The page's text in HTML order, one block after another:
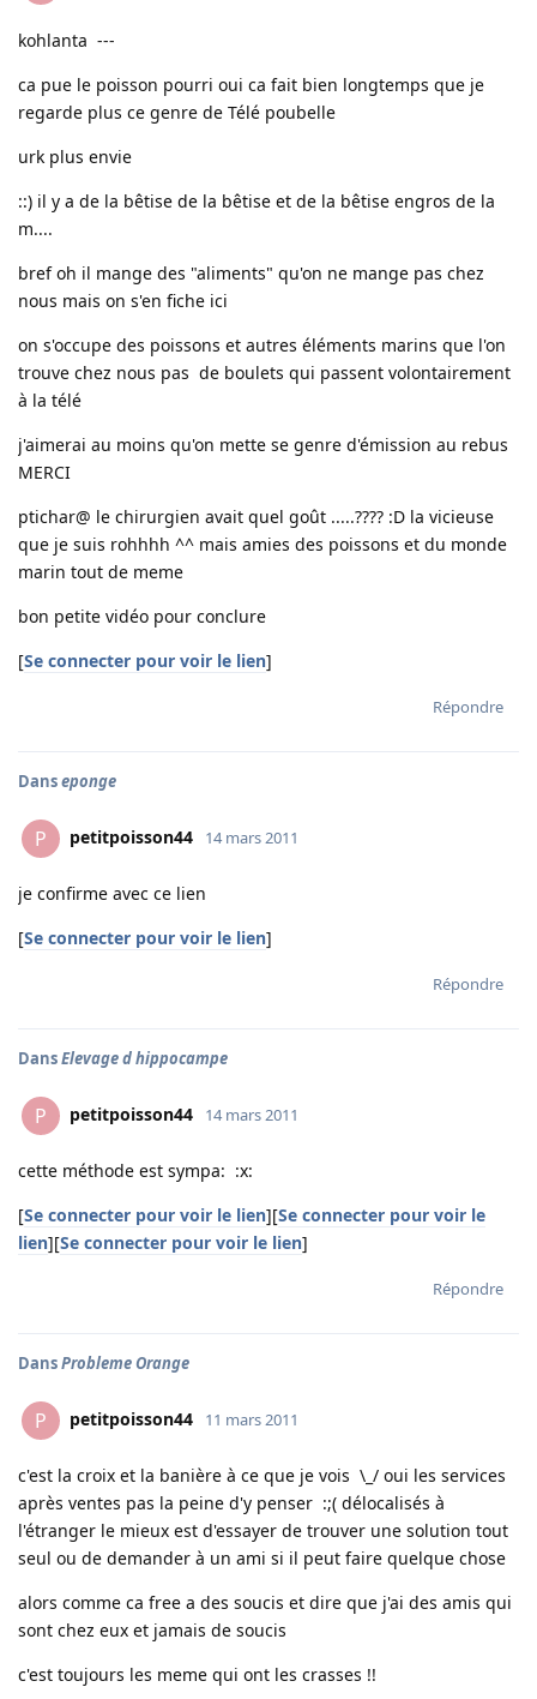
kohlanta ---
ca pue le poisson pourri oui ca fait bien longtemps que je
regarde plus ce genre de Télé poubelle
urk plus envie
::) il y a de la bêtise de la bêtise et de la bêtise engros de la
m....
bref oh il mange des "aliments" qu'on ne mange pas chez
nous mais on s'en fiche ici
on s'occupe des poissons et autres éléments marins que l'on
trouve chez nous pas de boulets qui passent volontairement
à la télé
j'aimerai au moins qu'on mette se genre d'émission au rebus
MERCI
ptichar@ le chirurgien avait quel goût .....???? :D la vicieuse
que je suis rohhhh ^^ mais amies des poissons et du monde
marin tout de meme
bon petite vidéo pour conclure
[Se connecter pour voir le lien]
Répondre
Danseponge
P petitpoisson44 14 mars 2011
je confirme avec ce lien
[Se connecter pour voir le lien]
Répondre
DansElevage d hippocampe
P petitpoisson44 14 mars 2011
cette méthode est sympa: :x:
[Se connecter pour voir le lien][Se connecter pour voir le
lien][Se connecter pour voir le lien]
Répondre
DansProbleme Orange
P petitpoisson44 11 mars 2011
c'est la croix et la banière à ce que je vois \_/ oui les services
après ventes pas la peine d'y penser :;( délocalisés à
l'étranger le mieux est d'essayer de trouver une solution tout
seul ou de demander à un ami si il peut faire quelque chose
alors comme ca free a des soucis et dire que j'ai des amis qui
sont chez eux et jamais de soucis
c'est toujours les meme qui ont les crasses !!